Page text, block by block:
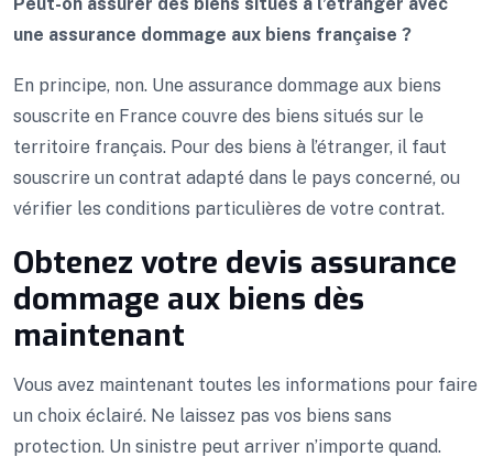
une assurance dommage aux biens française ?
En principe, non. Une assurance dommage aux biens
souscrite en France couvre des biens situés sur le
territoire français. Pour des biens à l’étranger, il faut
souscrire un contrat adapté dans le pays concerné, ou
vérifier les conditions particulières de votre contrat.
Obtenez votre devis assurance
dommage aux biens dès
maintenant
Vous avez maintenant toutes les informations pour faire
un choix éclairé. Ne laissez pas vos biens sans
protection. Un sinistre peut arriver n’importe quand.